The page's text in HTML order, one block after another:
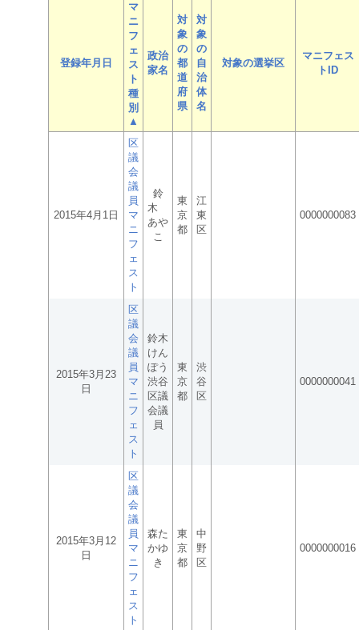
登録年月日
マ
ニ
フ
ェ
ス
ト
種
別
▲
政治
家名
対
象
の
都
道
府
県
対
象
の
自
治
体
名
対象の選挙区
マニフェス
トID
2015年4月1日
区
議
会
議
員
マ
ニ
フ
ェ
ス
ト
鈴
木
あや
こ
東
京
都
江
東
区
0000000083
2015年3月23
日
区
議
会
議
員
マ
ニ
フ
ェ
ス
ト
鈴木
けん
ぽう
渋谷
区議
会議
員
東
京
都
渋
谷
区
0000000041
2015年3月12
日
区
議
会
議
員
マ
ニ
フ
ェ
ス
ト
森た
かゆ
き
東
京
都
中
野
区
0000000016